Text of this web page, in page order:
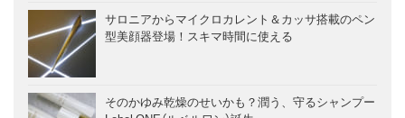
サロニアからマイクロカレント＆カッサ搭載のペン
型美顔器登場！スキマ時間に使える
そのかゆみ乾燥のせいかも？潤う、守るシャンプー